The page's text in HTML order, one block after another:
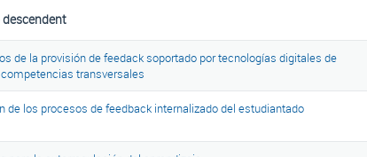
de la provisión de feedack soportado por tecnologías digitales de
transversales
de los procesos de feedback internalizado del estudiantado